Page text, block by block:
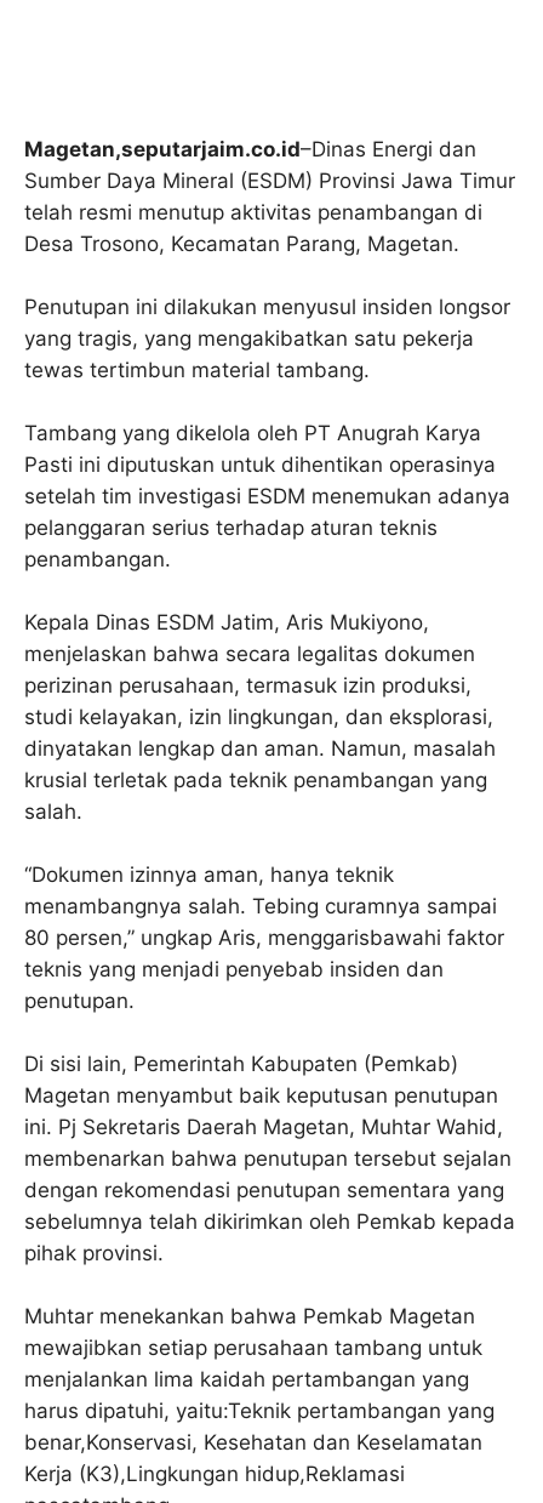
Magetan,seputarjaim.co.id–Dinas Energi dan
Sumber Daya Mineral (ESDM) Provinsi Jawa Timur
telah resmi menutup aktivitas penambangan di
Desa Trosono, Kecamatan Parang, Magetan.
Penutupan ini dilakukan menyusul insiden longsor
yang tragis, yang mengakibatkan satu pekerja
tewas tertimbun material tambang.
Tambang yang dikelola oleh PT Anugrah Karya
Pasti ini diputuskan untuk dihentikan operasinya
setelah tim investigasi ESDM menemukan adanya
pelanggaran serius terhadap aturan teknis
penambangan.
Kepala Dinas ESDM Jatim, Aris Mukiyono,
menjelaskan bahwa secara legalitas dokumen
perizinan perusahaan, termasuk izin produksi,
studi kelayakan, izin lingkungan, dan eksplorasi,
dinyatakan lengkap dan aman. Namun, masalah
krusial terletak pada teknik penambangan yang
salah.
“Dokumen izinnya aman, hanya teknik
menambangnya salah. Tebing curamnya sampai
80 persen,” ungkap Aris, menggarisbawahi faktor
teknis yang menjadi penyebab insiden dan
penutupan.
Di sisi lain, Pemerintah Kabupaten (Pemkab)
Magetan menyambut baik keputusan penutupan
ini. Pj Sekretaris Daerah Magetan, Muhtar Wahid,
membenarkan bahwa penutupan tersebut sejalan
dengan rekomendasi penutupan sementara yang
sebelumnya telah dikirimkan oleh Pemkab kepada
pihak provinsi.
Muhtar menekankan bahwa Pemkab Magetan
mewajibkan setiap perusahaan tambang untuk
menjalankan lima kaidah pertambangan yang
harus dipatuhi, yaitu:Teknik pertambangan yang
benar,Konservasi, Kesehatan dan Keselamatan
Kerja (K3),Lingkungan hidup,Reklamasi